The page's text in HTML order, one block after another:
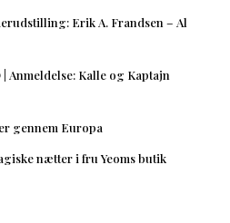
Erik A. Frandsen – Al
Anmeldelse: Kalle og Kaptajn
gennem Europa
nætter i fru Yeoms butik